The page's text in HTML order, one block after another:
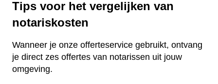
Tips voor het vergelijken van
notariskosten
Wanneer je onze offerteservice gebruikt, ontvang
je direct zes offertes van notarissen uit jouw
omgeving.